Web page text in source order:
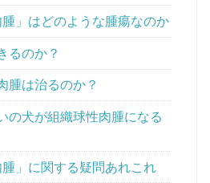
腫」はどのような腫瘍なのか
るのか？
腫は治るのか？
の犬が組織球性肉腫になる
腫」に関する疑問あれこれ